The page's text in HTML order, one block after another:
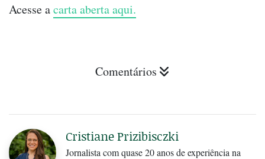
Acesse acarta aberta aqui.
Comentários
Cristiane Prizibisczki
Jornalista com quase 20 anos de experiência na